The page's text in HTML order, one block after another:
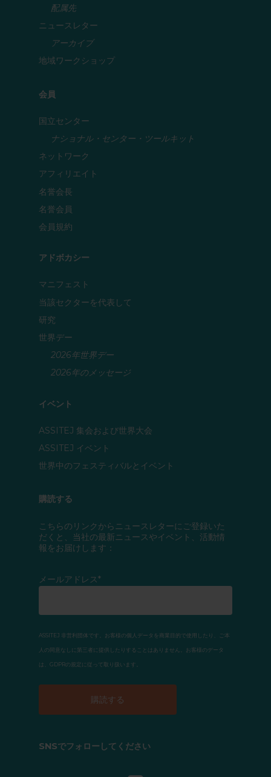
配属先
ニュースレター
アーカイブ
地域ワークショップ
会員
国立センター
ナショナル・センター・ツールキット
ネットワーク
アフィリエイト
名誉会長
名誉会員
会員規約
アドボカシー
マニフェスト
当該セクターを代表して
研究
世界デー
2026年世界デー
2026年のメッセージ
イベント
ASSITEJ 集会および世界大会
ASSITEJ イベント
世界中のフェスティバルとイベント
購読する
こちらのリンクからニュースレターにご登録いた
だくと、当社の最新ニュースやイベント、活動情
報をお届けします：
メールアドレス*
ASSITEJ 非営利団体です。お客様の個人データを商業目的で使用したり、ご本
人の同意なしに第三者に提供したりすることはありません。お客様のデータ
は、GDPRの規定に従って取り扱います。
SNSでフォローしてください